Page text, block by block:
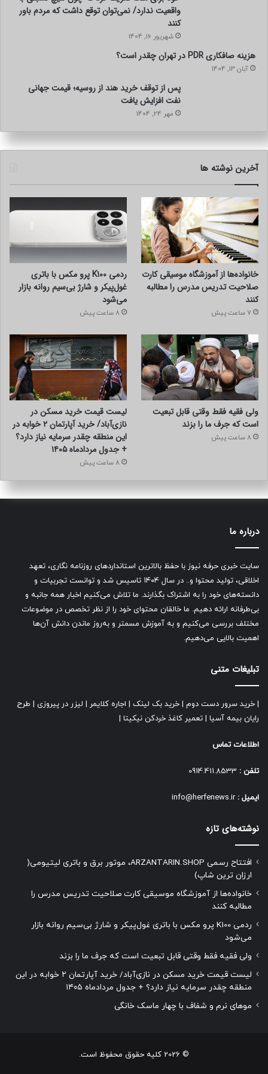
دریافت فوری پیامک تأیید
درصد رها کردن سبد خرید در این فروشگاه بسیار کمتر از
فروشگاه‌های مشابه باشد.
نمادین
صوری ارائه می‌دهند، تیمی قدرتمند و پاسخگو دارد.
این موضوع به‌ویژه برای افرادی که برای اولین‌بار قصد خرید مودم
LTE دارند اهمیت فوق‌العاده‌ای دارد.
پشتیبانی پیشگامان شامل:
مشاوره قبل از خرید
بررسی نیاز کاربر (میزان مصرف، نوع شبکه منطقه)
پشتیبانی پس از خرید برای راه‌اندازی
پیگیری فعال مشکلات احتمالی
این ویژگی باعث شده کاربران وفاداری بلندمدت نسبت به برند
پیشگامان پیدا کنند، چون می‌دانند هر زمان مسئله‌ای پیش بیاید،
تنها نیستند.
تمرکز روی اینترنت نسل جدید؛ مناسب
امنیتی
بی‌سیم باشند
سرعت بالا بدهند
محدودیت مکانی نداشته باشند
پشتیبانی سیم‌کارت اختصاصی داشته باشند
مجموعه‌ای از مودم‌های خانگی، اداری، سیار و صنعتی را ارائه
می‌دهد.
پایدار برای انتقال تصویر دارند، مودم‌های سیم‌کارتی پیشگامان
ارسال رایگان؛ مزیتی که هزینه نهایی را
کاهش می‌دهد
در بازار امروز، هزینه ارسال کالا گاهی بخش قابل توجهی از مبلغ
نهایی خرید را تشکیل می‌دهد.
پیشگامان باارسال رایگان تمام سفارشات
با هزینه کمتر و خیال راحت‌تر خرید خود را انجام دهند.
واقعیت ندارد/ نمی‌توان توقع داشت که مردم باور
کنند
شهریور 16, 1404
هزینه صافکاری PDR در تهران چقدر است؟
آبان 13, 1404
پس از توقف خرید هند از روسیه؛ قیمت جهانی
نفت افزایش یافت
مهر 24, 1404
آخرین نوشته ها
خانواده‌ها از آموزشگاه موسیقی کارت
صلاحیت تدریس مدرس را مطالبه
کنند
7 ساعت پیش
ردمی K100 پرو مکس با باتری
غول‌پیکر و شارژ بی‌سیم روانه بازار
می‌شود
8 ساعت پیش
ولی فقیه فقط وقتی قابل تبعیت
است که جرف ما را بزند
8 ساعت پیش
لیست قیمت خرید مسکن در
نازی‌آباد/ خرید آپارتمان ۲ خوابه در
این منطقه چقدر سرمایه نیاز دارد؟
+ جدول مردادماه ۱۴۰۵
8 ساعت پیش
درباره ما
سایت خبری حرفه نیوز با حفظ بالاترین استانداردهای روزنامه نگاری، تعهد
اخلاقی، تولید محتوا و.. در سال ۱۴۰۴ تاسیس شد و توانست تجربیات و
دانسته‌های خود را به اشتراک بگذارند. ما تلاش می‌کنیم اخبار همه جانبه و
بی‌طرفانه ارائه دهیم. ما خالقان محتوای خود را از نظر تخصص در موضوعات
مختلف بررسی می‌کنیم و به آموزش مسمتر و به‌روز ماندن دانش آن‌ها
اهمیت بالایی می‌دهیم.
تبلیغات متنی
خرید سرور دست دوم خرید بک لینک اجاره کلایمر لیزر در پیروزی
طرح
رایان بیمه آسیا
تعمیر کاغذ خردکن نیکیتا
اطلاعات تماس
تلفن :
ایمیل : info@herfenews.ir
نوشته‌های تازه
افتتاح رسمی ARZANTARIN.SHOP، موتور برق و باتری لیتیومی(
ارزان ترین شاپ)
خانواده‌ها از آموزشگاه موسیقی کارت صلاحیت تدریس مدرس را
مطالبه کنند
ردمی K100 پرو مکس با باتری غول‌پیکر و شارژ بی‌سیم روانه بازار
می‌شود
ولی فقیه فقط وقتی قابل تبعیت است که جرف ما را بزند
لیست قیمت خرید مسکن در نازی‌آباد/ خرید آپارتمان ۲ خوابه در این
منطقه چقدر سرمایه نیاز دارد؟ + جدول مردادماه ۱۴۰۵
موهای نرم و شفاف با چهار ماسک خانگی
© 2026 کلیه حقوق محفوظ است.